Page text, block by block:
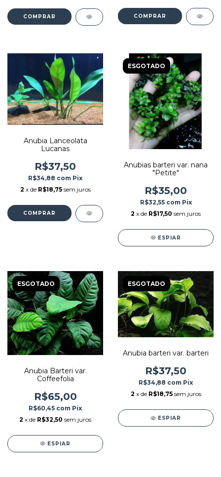
Anubia Lanceolata
Lucanas
R$37,50
R$34,88 com Pix
2 x de R$18,75 sem juros
ESGOTADO
Anubias barteri var. nana
"Petite"
R$35,00
R$32,55 com Pix
2 x de R$17,50 sem juros
ESPIAR
ESGOTADO
Anubia Barteri var.
Coffeefolia
R$65,00
R$60,45 com Pix
2 x de R$32,50 sem juros
ESPIAR
ESGOTADO
Anubia barteri var. barteri
R$37,50
R$34,88 com Pix
2 x de R$18,75 sem juros
ESPIAR